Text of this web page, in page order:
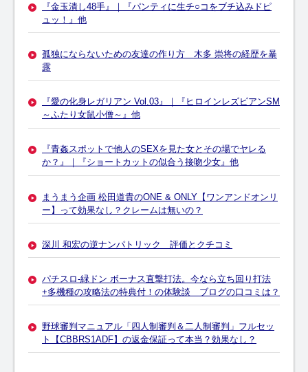
『金玉潰し48手』｜『パンティに生チ○コをブチ込みドピ
ュッ！』他
孤独にならないための友達の作り方 木多 崇将の経歴を暴
露
『愛の化身レガリアン Vol.03』｜『ヒロインレズビアンSM
～ふたり女鼠小僧～』他
『青姦スポットで他人のSEXを見た女とその場でヤレる
か？』｜『ショートカットの似合う接吻少女』他
まうまう企画 松田道貴のONE & ONLY【ワンアンドオンリ
ー】って効果なし？クレームは無いの？
深川 和宏の逆ナンパトリック 評価とクチコミ
パチスロ-緑ドン ボーナス直撃打法。今なら立ち回り打法
+多機種の攻略法の特典付！の体験談 ブログの口コミは？
野球審判マニュアル「四人制審判＆二人制審判」フルセッ
ト【CBBRS1ADF】の返金保証って本当？効果なし？